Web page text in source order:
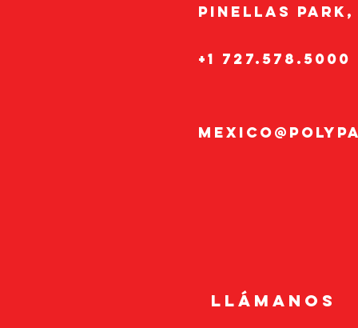
Pinellas Park,
+1 727.578.5000
LLÁMANOS